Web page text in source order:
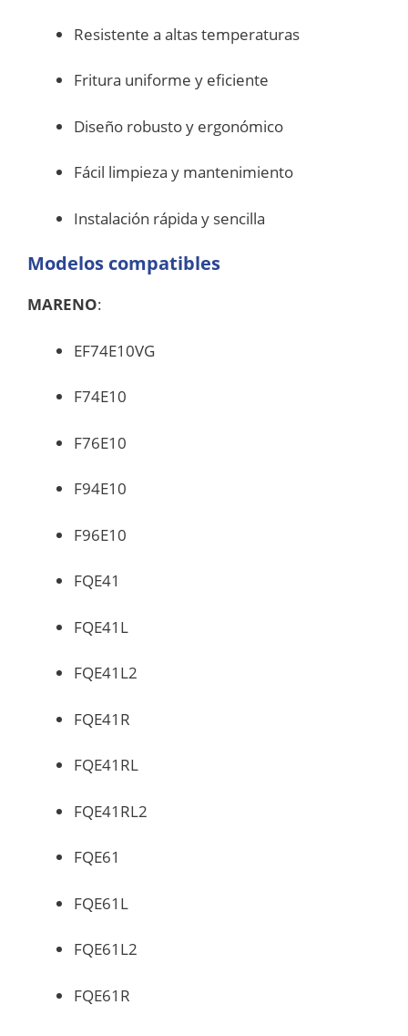
Resistente a altas temperaturas
Fritura uniforme y eficiente
Diseño robusto y ergonómico
Fácil limpieza y mantenimiento
Instalación rápida y sencilla
Modelos compatibles
MARENO:
EF74E10VG
F74E10
F76E10
F94E10
F96E10
FQE41
FQE41L
FQE41L2
FQE41R
FQE41RL
FQE41RL2
FQE61
FQE61L
FQE61L2
FQE61R